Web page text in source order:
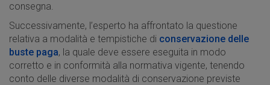
consegna.
Successivamente, l’esperto ha affrontato la questione
relativa a modalità e tempistiche di conservazione delle
buste paga, la quale deve essere eseguita in modo
corretto e in conformità alla normativa vigente, tenendo
conto delle diverse modalità di conservazione previste